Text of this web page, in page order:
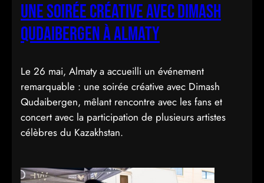
Une soirée créative avec Dimash
Qudaibergen à Almaty
Le 26 mai, Almaty a accueilli un événement
remarquable : une soirée créative avec Dimash
Qudaibergen, mêlant rencontre avec les fans et
concert avec la participation de plusieurs artistes
célèbres du Kazakhstan.